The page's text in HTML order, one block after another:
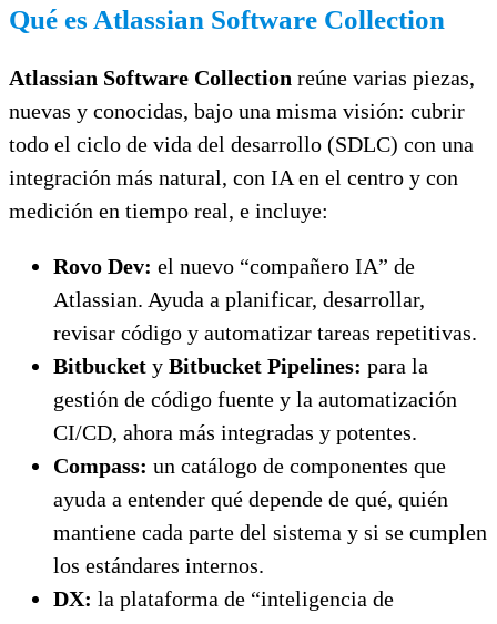
Qué es Atlassian Software Collection
Atlassian Software Collection reúne varias piezas,
nuevas y conocidas, bajo una misma visión: cubrir
todo el ciclo de vida del desarrollo (SDLC) con una
integración más natural, con IA en el centro y con
medición en tiempo real, e incluye:
Rovo Dev: el nuevo “compañero IA” de
Atlassian. Ayuda a planificar, desarrollar,
revisar código y automatizar tareas repetitivas.
Bitbucket y Bitbucket Pipelines: para la
gestión de código fuente y la automatización
CI/CD, ahora más integradas y potentes.
Compass: un catálogo de componentes que
ayuda a entender qué depende de qué, quién
mantiene cada parte del sistema y si se cumplen
los estándares internos.
DX: la plataforma de “inteligencia de